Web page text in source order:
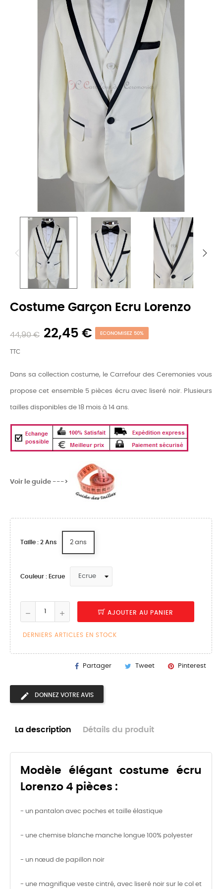
Costume Garçon Ecru Lorenzo
44,90 € 22,45 € ECONOMISEZ 50%
TTC
Dans sa collection costume, le Carrefour des Ceremonies vous
propose cet ensemble 5 pièces écru avec liseré noir. Plusieurs
tailles disponibles de 18 mois à 14 ans.
Voir le guide --->
Taille : 2 Ans 2 ans
Couleur : Ecrue
AJOUTER AU PANIER
DERNIERS ARTICLES EN STOCK
Partager Tweet Pinterest
DONNEZ VOTRE AVIS
La description Détails du produit
Modèle élégant costume écru
Lorenzo 4 pièces :
- un pantalon avec poches et taille élastique
- une chemise blanche manche longue 100% polyester
- un nœud de papillon noir
- une magnifique veste cintré, avec liseré noir sur le col et